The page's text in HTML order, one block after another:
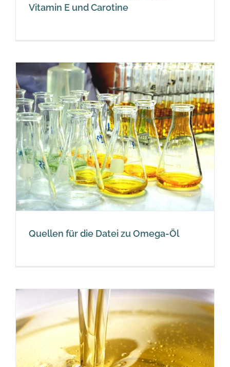
Vitamin E und Carotine
Quellen für die Datei zu Omega-Öl